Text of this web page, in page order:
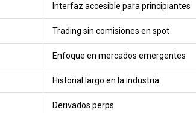
Interfaz accesible para principiantes
Trading sin comisiones en spot
Enfoque en mercados emergentes
Historial largo en la industria
Derivados perps